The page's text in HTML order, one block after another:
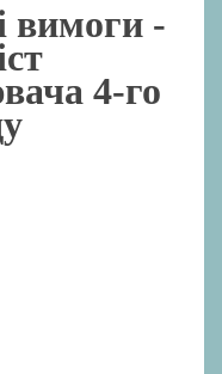
вимоги -
4-го